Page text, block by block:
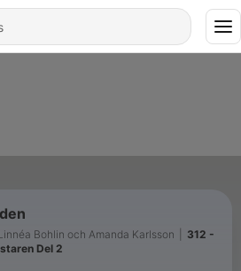
Bohlin och Amanda Karlsson
312 -
Del 2